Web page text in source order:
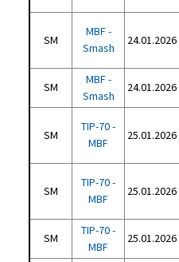
SM
MBF -
Smash
24.01.2026
SM
MBF -
Smash
24.01.2026
SM
TIP-70 -
MBF
25.01.2026
SM
TIP-70 -
MBF
25.01.2026
SM
TIP-70 -
MBF
25.01.2026